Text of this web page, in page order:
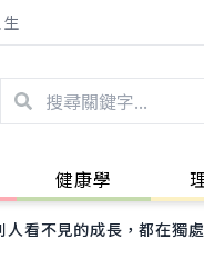
健康學
人看不見的成長，都在獨